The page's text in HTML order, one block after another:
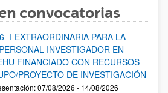
convocatorias
I EXTRAORDINARIA PARA LA
INVESTIGADOR EN
FINANCIADO CON RECURSOS
PROYECTO DE INVESTIGACIÓN
07/08/2026 - 14/08/2026